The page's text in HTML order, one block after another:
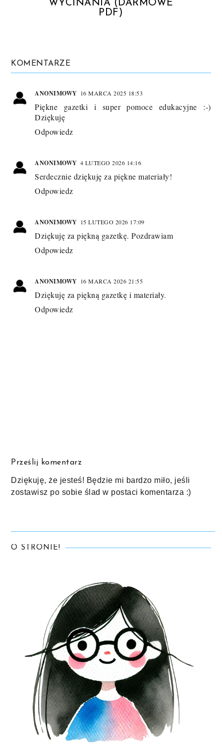
WYCINANIA (DARMOWE
PDF)
KOMENTARZE
ANONIMOWY 16 MARCA 2025 18:53
Piękne gazetki i super pomoce edukacyjne :-)
Dziękuję
Odpowiedz
ANONIMOWY 4 LUTEGO 2026 14:16
Serdecznie dziękuję za piękne materiały!
Odpowiedz
ANONIMOWY 15 LUTEGO 2026 17:09
Dziękuję za piękną gazetkę. Pozdrawiam
Odpowiedz
ANONIMOWY 16 MARCA 2026 21:55
Dziękuję za piękną gazetkę i materiały.
Odpowiedz
Prześlij komentarz
Dziękuję, że jesteś! Będzie mi bardzo miło, jeśli
zostawisz po sobie ślad w postaci komentarza :)
O STRONIE!